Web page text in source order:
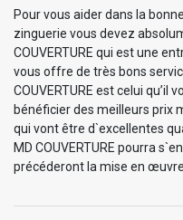
Pour vous aider dans la
zinguerie vous devez
COUVERTURE qui est une
vous offre de très bons
COUVERTURE est celui qu’il
bénéficier des meilleurs prix
qui vont être d`excellentes
MD COUVERTURE pourra
précéderont la mise en